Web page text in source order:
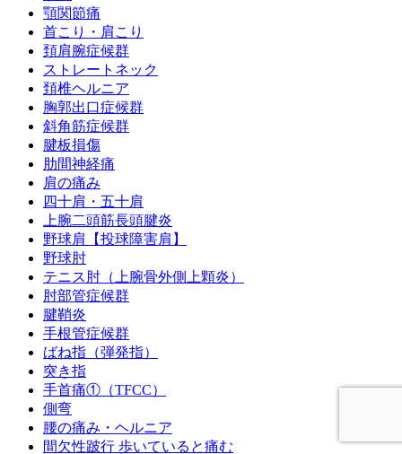
顎関節痛
首こり・肩こり
頚肩腕症候群
ストレートネック
頚椎ヘルニア
胸郭出口症候群
斜角筋症候群
腱板損傷
肋間神経痛
肩の痛み
四十肩・五十肩
上腕二頭筋長頭腱炎
野球肩【投球障害肩】
野球肘
テニス肘（上腕骨外側上顆炎）
肘部管症候群
腱鞘炎
手根管症候群
ばね指（弾発指）
突き指
手首痛①（TFCC）
側弯
腰の痛み・ヘルニア
間欠性跛行 歩いていると痛む